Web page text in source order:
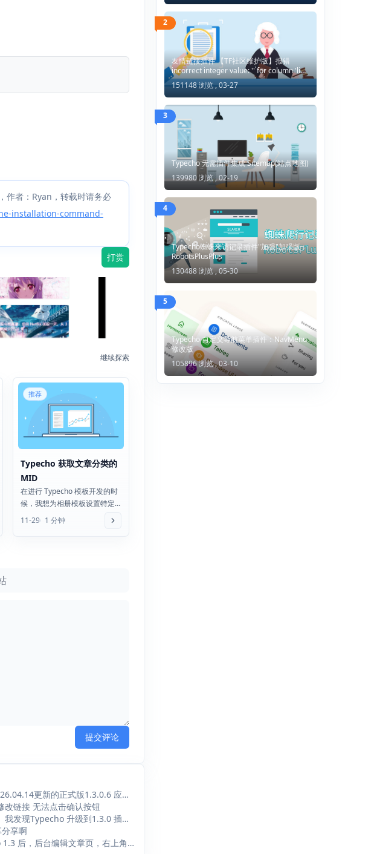
作者：Ryan，转载时请务必
installation-command-
打赏
继续探索
推荐
Typecho 获取文章分类的
MID
在进行 Typecho 模板开发的时
候，我想为相册模板设置特定
的样式，于是就想通过 mid 判
定输出。网上...
11-29 1 分钟
提交评论
Gavin : 大佬，最新的 2026.04.14更新的正式版1.3.0.6 应该支持 Typecho1...
链接 无法点击确认按钮
ididxiaoxiao : 你好作者。我发现Typecho 升级到1.3.0 插件1.2.1无法添加新的链接 添加...
享啊
X. : 您好， 升级 typecho 1.3 后，后台编辑文章页，右上角—附件—选择文件上传 点...
2
友情链接插件 【TF社区维护版】报错
incorrect integer value: '' for column 'lid'
at row 1
151148 浏览 ,03-27
3
Typecho 无需插件集成 Sitemap(站点地图)
139980 浏览 ,02-19
4
Typecho蜘蛛来访记录插件"加强"加强版：
RobotsPlusPlus
130488 浏览 ,05-30
5
Typecho 自定义导航菜单插件：NavMenu
修改版
105896 浏览 ,03-10